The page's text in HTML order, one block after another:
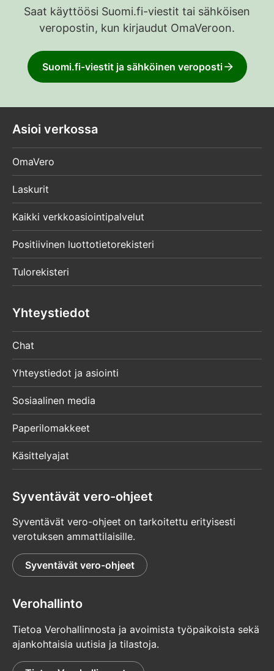
Saat käyttöösi Suomi.fi-viestit tai sähköisen
veropostin, kun kirjaudut OmaVeroon.
Suomi.fi-viestit ja sähköinen veroposti
Asioi verkossa
OmaVero
Laskurit
Kaikki verkkoasiointipalvelut
Positiivinen luottotietorekisteri
Tulorekisteri
Yhteystiedot
Chat
Yhteystiedot ja asiointi
Sosiaalinen media
Paperilomakkeet
Käsittelyajat
Syventävät vero-ohjeet
Syventävät vero-ohjeet on tarkoitettu erityisesti
verotuksen ammattilaisille.
Syventävät vero-ohjeet
Verohallinto
Tietoa Verohallinnosta ja avoimista työpaikoista sekä
ajankohtaisia uutisia ja tilastoja.